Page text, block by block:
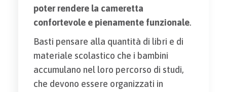
poter rendere la cameretta
confortevole e pienamente funzionale.
Basti pensare alla quantità di libri e di
materiale scolastico che i bambini
accumulano nel loro percorso di studi,
che devono essere organizzati in